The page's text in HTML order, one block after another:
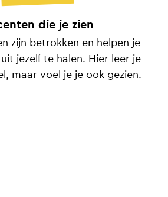
die je zien
zijn betrokken en helpen je
jezelf te halen. Hier leer je
maar voel je je ook gezien.